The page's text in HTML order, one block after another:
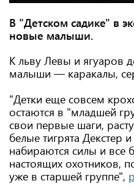
В "Детском садике" в
новые малыши.
К льву Левы и ягуаров
малыши — каракалы,
"Детки еще совсем
остаются в "младшей
свои первые шаги,
белые тигрята Декстер
набираются силы и
настоящих охотников,
уже в старшей группе",